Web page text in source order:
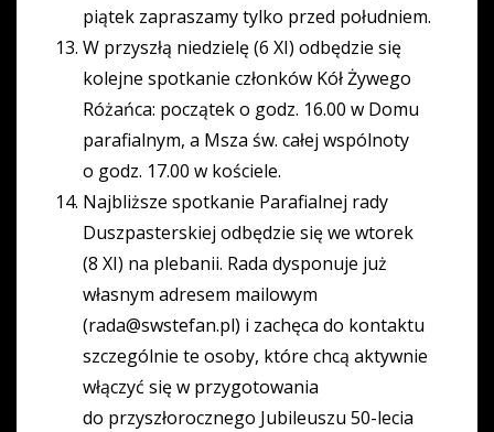
piątek zapraszamy tylko przed południem.
W przyszłą niedzielę (6 XI) odbędzie się
kolejne spotkanie członków Kół Żywego
Różańca: początek o godz. 16.00 w Domu
parafialnym, a Msza św. całej wspólnoty
o godz. 17.00 w kościele.
Najbliższe spotkanie Parafialnej rady
Duszpasterskiej odbędzie się we wtorek
(8 XI) na plebanii. Rada dysponuje już
własnym adresem mailowym
(rada@swstefan.pl) i zachęca do kontaktu
szczególnie te osoby, które chcą aktywnie
włączyć się w przygotowania
do przyszłorocznego Jubileuszu 50-lecia